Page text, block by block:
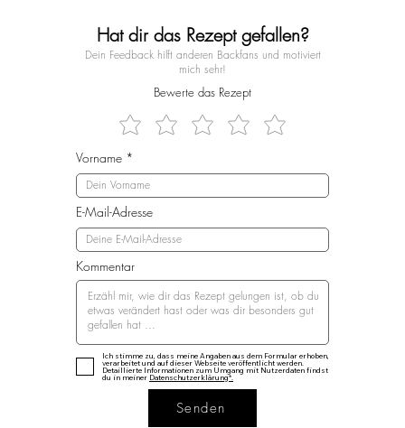
Hat dir das Rezept gefallen?
Dein Feedback hilft anderen Backfans und motiviert
mich sehr!
Bewerte das Rezept
Vorname
E-Mail-Adresse
Kommentar
Ich stimme zu, dass meine Angaben aus dem Formular erhoben,
verarbeitet und auf dieser Webseite veröffentlicht werden.
Detaillierte Informationen zum Umgang mit Nutzerdaten findst
du in meiner Datenschutzerklärung*.
Senden